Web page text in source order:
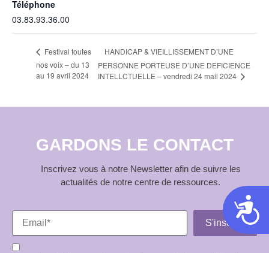
Téléphone
03.83.93.36.00
Festival toutes
nos voix – du 13
au 19 avril 2024
HANDICAP & VIEILLISSEMENT D’UNE
PERSONNE PORTEUSE D’UNE DEFICIENCE
INTELLCTUELLE – vendredi 24 mail 2024
GARDONS LE CONTACT
Inscrivez vous à notre Newsletter afin de suivre les
actualités de notre centre de ressources.